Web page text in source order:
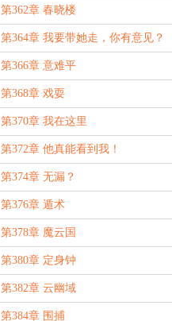
第362章 春晓楼
第364章 我要带她走，你有意见？
第366章 意难平
第368章 戏耍
第370章 我在这里
第372章 他真能看到我！
第374章 无漏？
第376章 遁术
第378章 魔云国
第380章 定身钟
第382章 云幽域
第384章 围捕